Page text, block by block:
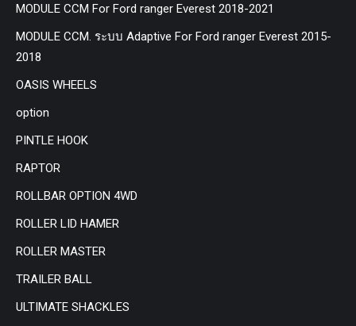
MODULE CCM For Ford ranger Everest 2018-2021
MODULE CCM. ระบบ Adaptive For Ford ranger Everest 2015-
2018
OASIS WHEELS
option
PINTLE HOOK
RAPTOR
ROLLBAR OPTION 4WD
ROLLER LID HAMER
ROLLER MASTER
TRAILER BALL
ULTIMATE SHACKLES